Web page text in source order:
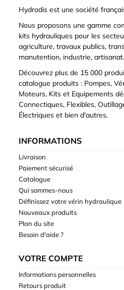
Hydrodis est une société
Nous proposons une gamme
kits hydrauliques pour les
agriculture, travaux publics,
manutention, industrie,
Découvrez plus de 15 000
catalogue produits : Pompes,
Moteurs, Kits et Equipements
Connectiques, Flexibles,
Électriques et bien d'autres.
INFORMATIONS
Livraison
Paiement sécurisé
Catalogue
Qui sommes-nous
Définissez votre vérin hydraulique
Nouveaux produits
Plan du site
Besoin d'aide ?
VOTRE COMPTE
Informations personnelles
Retours produit